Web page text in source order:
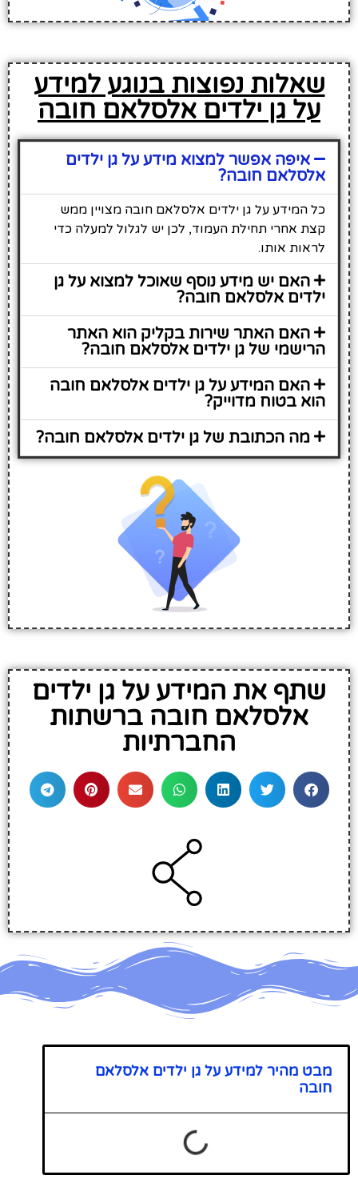
שאלות נפוצות בנוגע למידע
על גן ילדים אלסלאם חובה
איפה אפשר למצוא מידע על גן ילדים
אלסלאם חובה?
כל המידע על גן ילדים אלסלאם חובה מצויין ממש
קצת אחרי תחילת העמוד, לכן יש לגלול למעלה כדי
לראות אותו.
האם יש מידע נוסף שאוכל למצוא על גן
ילדים אלסלאם חובה?
האם האתר שירות בקליק הוא האתר
הרישמי של גן ילדים אלסלאם חובה?
האם המידע על גן ילדים אלסלאם חובה
הוא בטוח מדוייק?
מה הכתובת של גן ילדים אלסלאם חובה?
שתף את המידע על גן ילדים
אלסלאם חובה ברשתות
החברתיות
מבט מהיר למידע על גן ילדים אלסלאם
חובה